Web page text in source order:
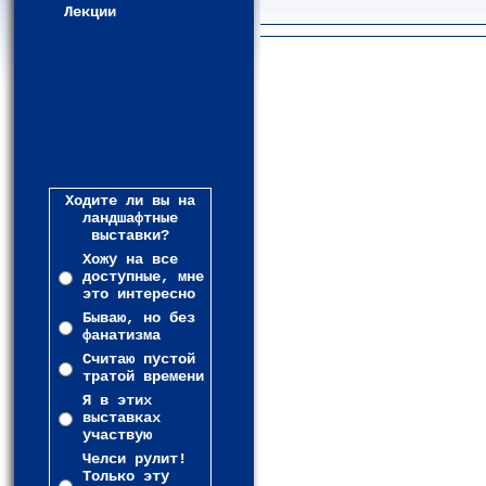
Лекции
Ходите ли вы на
ландшафтные
выставки?
Хожу на все
доступные, мне
это интересно
Бываю, но без
фанатизма
Считаю пустой
тратой времени
Я в этих
выставках
участвую
Челси рулит!
Только эту